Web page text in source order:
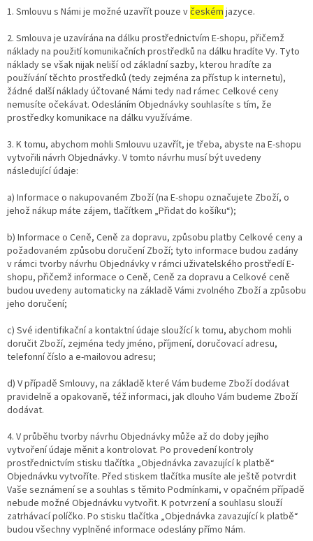
1. Smlouvu s Námi je možné uzavřít pouze včeském jazyce.
2. Smlouva je uzavírána na dálku prostřednictvím E-shopu, přičemž
náklady na použití komunikačních prostředků na dálku hradíte Vy. Tyto
náklady se však nijak neliší od základní sazby, kterou hradíte za
používání těchto prostředků (tedy zejména za přístup k internetu),
žádné další náklady účtované Námi tedy nad rámec Celkové ceny
nemusíte očekávat. Odesláním Objednávky souhlasíte s tím, že
prostředky komunikace na dálku využíváme.
3. K tomu, abychom mohli Smlouvu uzavřít, je třeba, abyste na E-shopu
vytvořili návrh Objednávky. V tomto návrhu musí být uvedeny
následující údaje:
a) Informace o nakupovaném Zboží (na E-shopu označujete Zboží, o
jehož nákup máte zájem, tlačítkem „Přidat do košíku“);
b) Informace o Ceně, Ceně za dopravu, způsobu platby Celkové ceny a
požadovaném způsobu doručení Zboží; tyto informace budou zadány
v rámci tvorby návrhu Objednávky v rámci uživatelského prostředí E-
shopu, přičemž informace o Ceně, Ceně za dopravu a Celkové ceně
budou uvedeny automaticky na základě Vámi zvolného Zboží a způsobu
jeho doručení;
c) Své identifikační a kontaktní údaje sloužící k tomu, abychom mohli
doručit Zboží, zejména tedy jméno, příjmení, doručovací adresu,
telefonní číslo a e-mailovou adresu;
d) V případě Smlouvy, na základě které Vám budeme Zboží dodávat
pravidelně a opakovaně, též informaci, jak dlouho Vám budeme Zboží
dodávat.
4. V průběhu tvorby návrhu Objednávky může až do doby jejího
vytvoření údaje měnit a kontrolovat. Po provedení kontroly
prostřednictvím stisku tlačítka „Objednávka zavazující k platbě“
Objednávku vytvoříte. Před stiskem tlačítka musíte ale ještě potvrdit
Vaše seznámení se a souhlas s těmito Podmínkami, v opačném případě
nebude možné Objednávku vytvořit. K potvrzení a souhlasu slouží
zatrhávací políčko. Po stisku tlačítka „Objednávka zavazující k platbě“
budou všechny vyplněné informace odeslány přímo Nám.